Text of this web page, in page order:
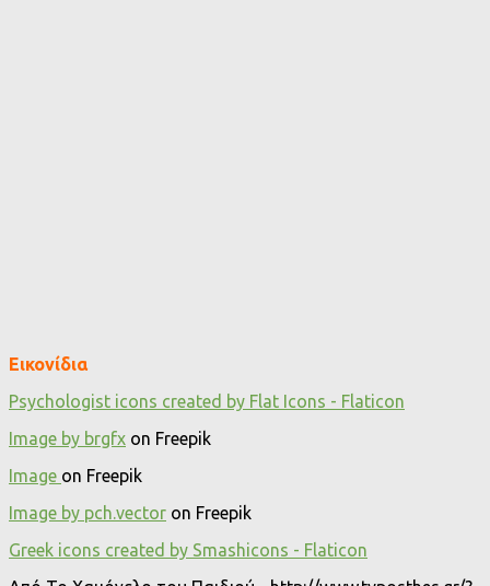
Εικονίδια
Psychologist icons created by Flat Icons - Flaticon
Image by brgfx on Freepik
Image on Freepik
Image by pch.vector on Freepik
Greek icons created by Smashicons - Flaticon